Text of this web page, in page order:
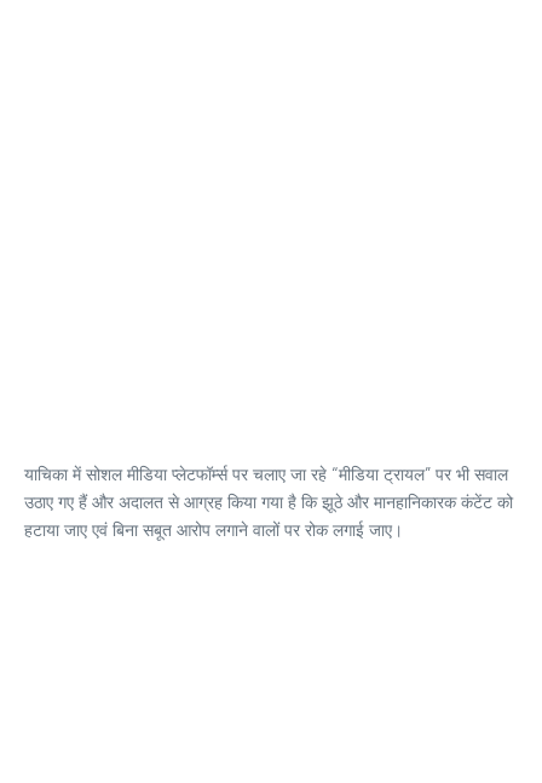
याचिका में सोशल मीडिया प्लेटफॉर्म्स पर चलाए जा रहे “मीडिया ट्रायल” पर भी सवाल
उठाए गए हैं और अदालत से आग्रह किया गया है कि झूठे और मानहानिकारक कंटेंट को
हटाया जाए एवं बिना सबूत आरोप लगाने वालों पर रोक लगाई जाए।